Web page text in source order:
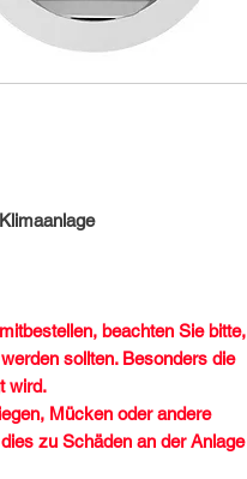
beachten Sie bitte,
sollten. Besonders die
wird.
Mücken oder andere
zu Schäden an der Anlage